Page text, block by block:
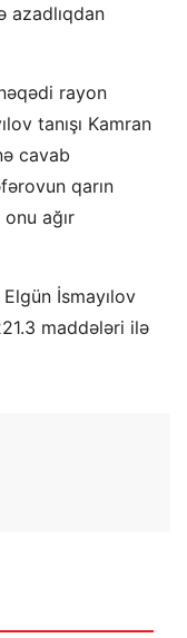
azadlıqdan
rayon
tanışı Kamran
cavab
qarın
ağır
İsmayılov
maddələri ilə